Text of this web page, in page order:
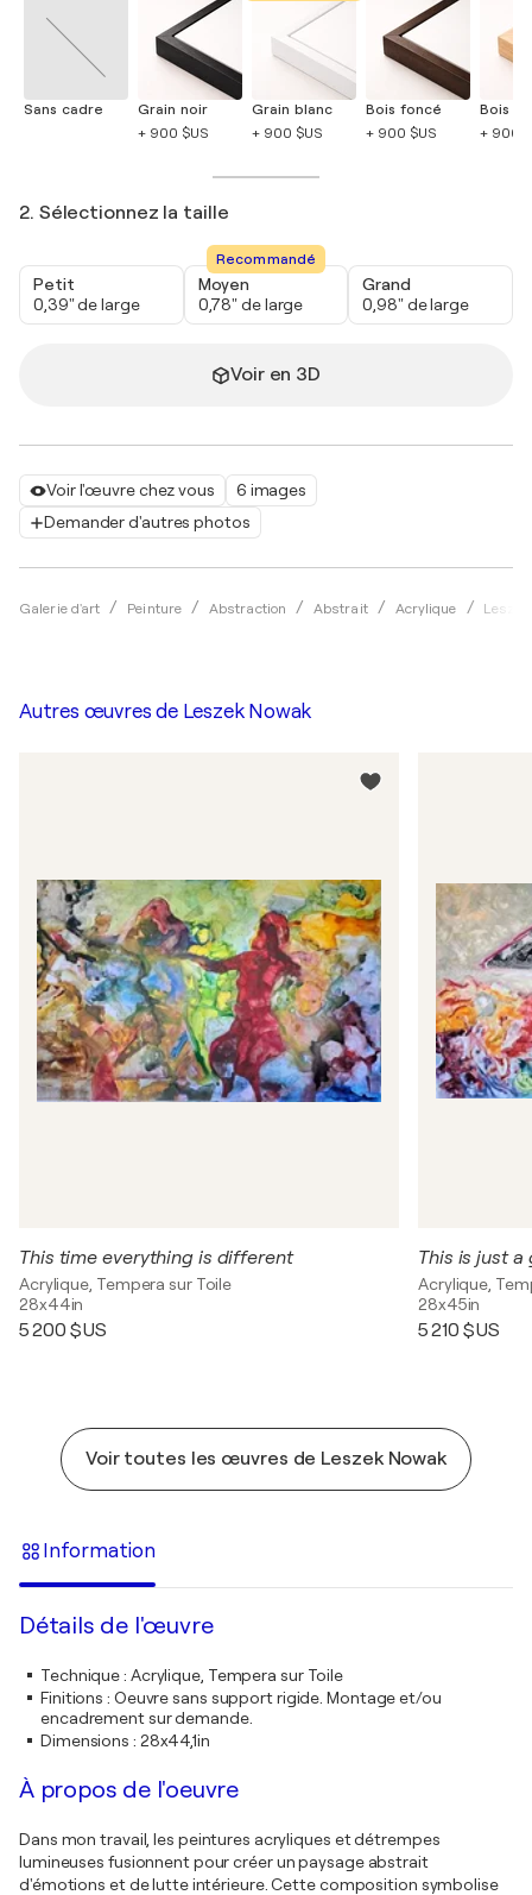
Voir l'œuvre chez vous
6 images
Demander d'autres photos
Galerie d'art Peinture Abstraction Abstrait Acrylique
Sans cadre
Grain noir
+ 900 $US
Grain blanc
+ 900 $US
Bois foncé
+ 900 $US
Bois
+ 900
2. Sélectionnez la taille
Petit
0,39" de large
Recommandé
Moyen
0,78" de large
Grand
0,98" de large
Voir en 3D
Autres œuvres de Leszek Nowak
This time everything is different
Acrylique, Tempera sur Toile
28x44in
5 200 $US
This is just a
Acrylique,
28x45in
5 210 $US
Voir toutes les œuvres de Leszek Nowak
Information
Détails de l'œuvre
Technique: Acrylique, Tempera sur Toile
Finitions : Oeuvre sans support rigide. Montage et/ou
encadrement sur demande.
Dimensions : 28x44,1in
À propos de l'oeuvre
Dans mon travail, les peintures acryliques et détrempes
lumineuses fusionnent pour créer un paysage abstrait
d'émotions et de lutte intérieure. Cette composition symbolise